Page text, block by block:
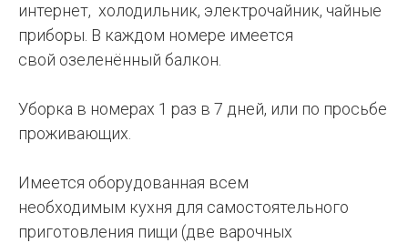
интернет, холодильник, электрочайник, чайные
приборы. В каждом номере имеется
свой озеленённый балкон.
Уборка в номерах 1 раз в 7 дней, или по просьбе
проживающих.
Имеется оборудованная всем
необходимым кухня для самостоятельного
приготовления пищи (две варочных